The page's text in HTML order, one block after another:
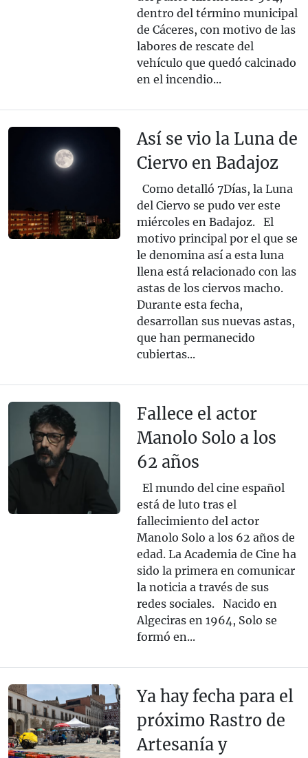
dentro del término municipal
de Cáceres, con motivo de las
labores de rescate del
vehículo que quedó calcinado
en el incendio...
Así se vio la Luna de
Ciervo en Badajoz
Como detalló 7Días, la Luna
del Ciervo se pudo ver este
miércoles en Badajoz. El
motivo principal por el que se
le denomina así a esta luna
llena está relacionado con las
astas de los ciervos macho.
Durante esta fecha,
desarrollan sus nuevas astas,
que han permanecido
cubiertas...
Fallece el actor
Manolo Solo a los
62 años
El mundo del cine español
está de luto tras el
fallecimiento del actor
Manolo Solo a los 62 años de
edad. La Academia de Cine ha
sido la primera en comunicar
la noticia a través de sus
redes sociales. Nacido en
Algeciras en 1964, Solo se
formó en...
Ya hay fecha para el
próximo Rastro de
Artesanía y